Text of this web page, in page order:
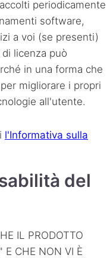
periodicamente
software,
a voi (se presenti)
licenza può
in una forma che
migliorare i propri
all'utente.
l'Informativa sulla
del
IL PRODOTTO
E CHE NON VI È